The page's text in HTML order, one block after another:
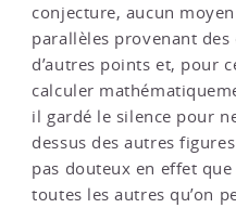
conjecture, aucun
parallèles provenant
d’autres points et, pour
calculer
il gardé le silence pour
dessus des autres
pas douteux en effet
toutes les autres qu’on